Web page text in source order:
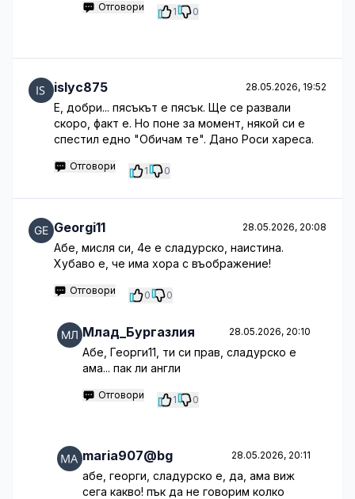
Отговори 1 0
islyc875 28.05.2026, 19:52
Е, добри... пясъкът е пясък. Ще се развали
скоро, факт е. Но поне за момент, някой си е
спестил едно "Обичам те". Дано Роси хареса.
Отговори 1 0
Georgi11 28.05.2026, 20:08
Абе, мисля си, 4е е сладурско, наистина.
Хубаво е, че има хора с въображение!
Отговори 0 0
Млад_Бургазлия 28.05.2026, 20:10
Абе, Георги11, ти си прав, сладурско е
ама... пак ли англи
Отговори 1 0
maria907@bg 28.05.2026, 20:11
абе, георги, сладурско е, да, ама виж
сега какво! пък да не говорим колко